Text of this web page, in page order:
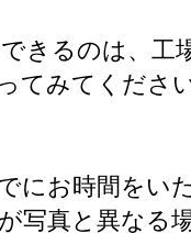
きるのは、工
てみてください
にお時間をい
写真と異なる